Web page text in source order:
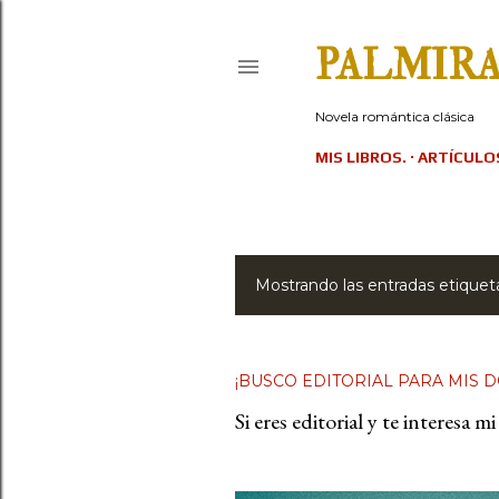
Novela romántica clásica
MIS LIBROS.
E
t
r
Mostrando las entradas
¡BUSCO EDITORIAL PARA MIS
Si eres editorial y te interesa